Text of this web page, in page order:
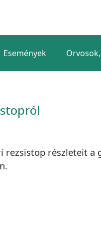
Események
rezsistop részleteit a